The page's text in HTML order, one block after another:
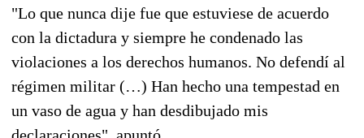
"Lo que nunca dije fue que estuviese de acuerdo
con la dictadura y siempre he condenado las
violaciones a los derechos humanos. No defendí al
régimen militar (…) Han hecho una tempestad en
un vaso de agua y han desdibujado mis